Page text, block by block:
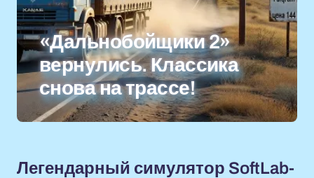
«Дальнобойщики 2»
вернулись. Классика
снова на трассе!
Легендарный симулятор SoftLab-